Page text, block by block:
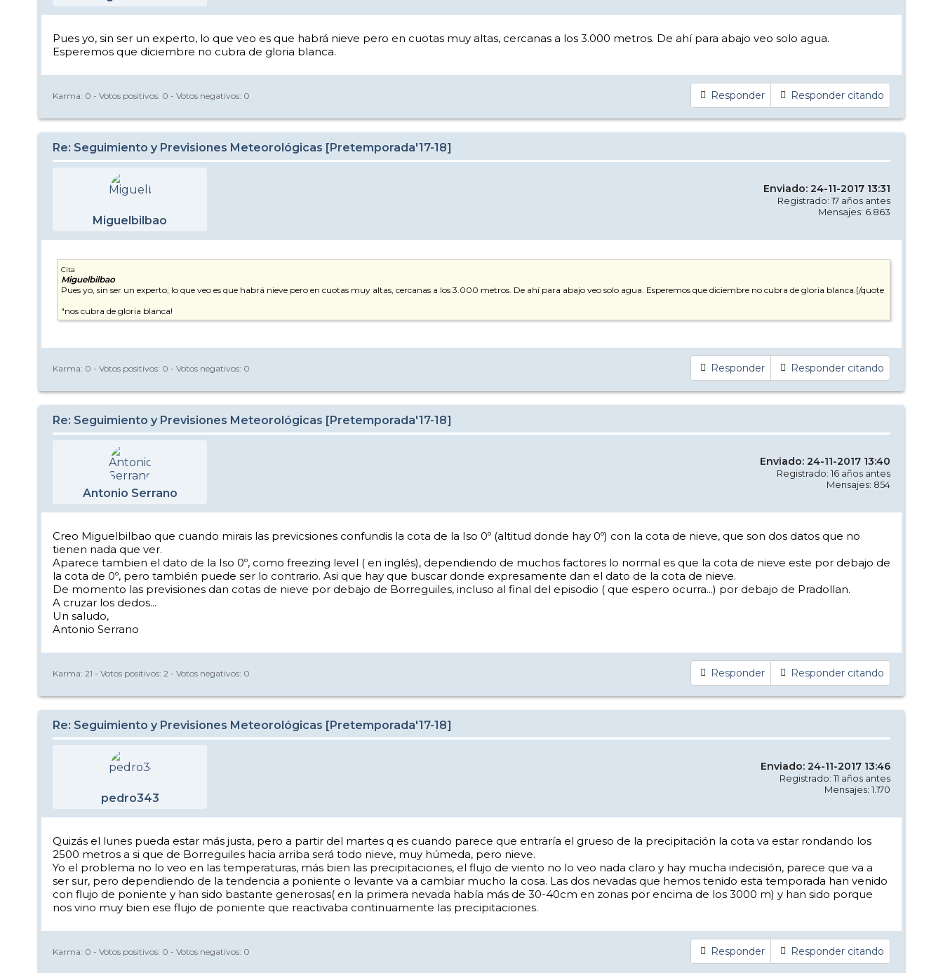
Pues yo, sin ser un experto, lo que veo es que habrá nieve pero en cuotas muy altas, cercanas a los 3.000 metros. De ahí para abajo veo solo agua.
Esperemos que diciembre no cubra de gloria blanca.
Responder Responder citando
Karma: 0 - Votos positivos: 0 - Votos negativos: 0
Re: Seguimiento y Previsiones Meteorológicas [Pretemporada'17-18]
Miguelbilbao
Enviado: 24-11-2017 13:31
Registrado: 17 años antes
Mensajes: 6.863
Cita
Miguelbilbao
Pues yo, sin ser un experto, lo que veo es que habrá nieve pero en cuotas muy altas, cercanas a los 3.000 metros. De ahí para abajo veo solo agua. Esperemos que diciembre no cubra de gloria blanca.[/quote
"nos cubra de gloria blanca!
Responder Responder citando
Karma: 0 - Votos positivos: 0 - Votos negativos: 0
Re: Seguimiento y Previsiones Meteorológicas [Pretemporada'17-18]
Antonio Serrano
Enviado: 24-11-2017 13:40
Registrado: 16 años antes
Mensajes: 854
Creo Miguelbilbao que cuando mirais las previcsiones confundis la cota de la Iso 0º (altitud donde hay 0º) con la cota de nieve, que son dos datos que no
tienen nada que ver.
Aparece tambien el dato de la Iso 0º, como freezing level ( en inglés), dependiendo de muchos factores lo normal es que la cota de nieve este por debajo de
la cota de 0º, pero también puede ser lo contrario. Asi que hay que buscar donde expresamente dan el dato de la cota de nieve.
De momento las previsiones dan cotas de nieve por debajo de Borreguiles, incluso al final del episodio ( que espero ocurra...) por debajo de Pradollan.
A cruzar los dedos...
Un saludo,
Antonio Serrano
Responder Responder citando
Karma: 21 - Votos positivos: 2 - Votos negativos: 0
Re: Seguimiento y Previsiones Meteorológicas [Pretemporada'17-18]
pedro343
Enviado: 24-11-2017 13:46
Registrado: 11 años antes
Mensajes: 1.170
Quizás el lunes pueda estar más justa, pero a partir del martes q es cuando parece que entraría el grueso de la precipitación la cota va estar rondando los
2500 metros a si que de Borreguiles hacia arriba será todo nieve, muy húmeda, pero nieve.
Yo el problema no lo veo en las temperaturas, más bien las precipitaciones, el flujo de viento no lo veo nada claro y hay mucha indecisión, parece que va a
ser sur, pero dependiendo de la tendencia a poniente o levante va a cambiar mucho la cosa. Las dos nevadas que hemos tenido esta temporada han venido
con flujo de poniente y han sido bastante generosas( en la primera nevada había más de 30-40cm en zonas por encima de los 3000 m) y han sido porque
nos vino muy bien ese flujo de poniente que reactivaba continuamente las precipitaciones.
Responder Responder citando
Karma: 0 - Votos positivos: 0 - Votos negativos: 0